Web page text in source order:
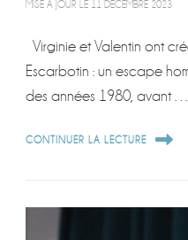
MISE À JOUR LE 11 DÉCEMBRE 2023
Virginie et Valentin ont
Escarbotin : un escape
des années 1980, avant …
CONTINUER LA LECTURE